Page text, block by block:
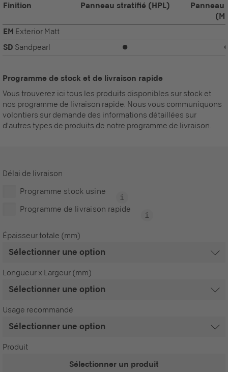
Finition Panneau stratifié (HPL)
Panneau
EM Exterior Matt
SD Sandpearl ⏺
Programme de stock et de livraison rapide
Vous trouverez ici tous les produits disponibles sur stock et
nos programme de livraison rapide. Nous vous communiquons
volontiers sur demande des informations détaillées sur
d'autres types de produits de notre programme de livraison.
Délai de livraison
Programme stock usine
Programme de livraison rapide
Épaisseur totale (mm)
Longueur x Largeur (mm)
Usage recommandé
Produit
Sélectionner un produit